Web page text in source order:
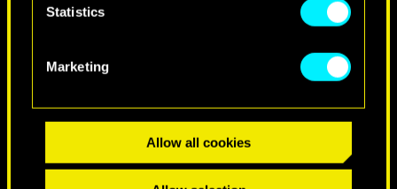
Statistics
Marketing
Allow all cookies
DESEOS ESPECIALES DE CUMPLEAÑOS